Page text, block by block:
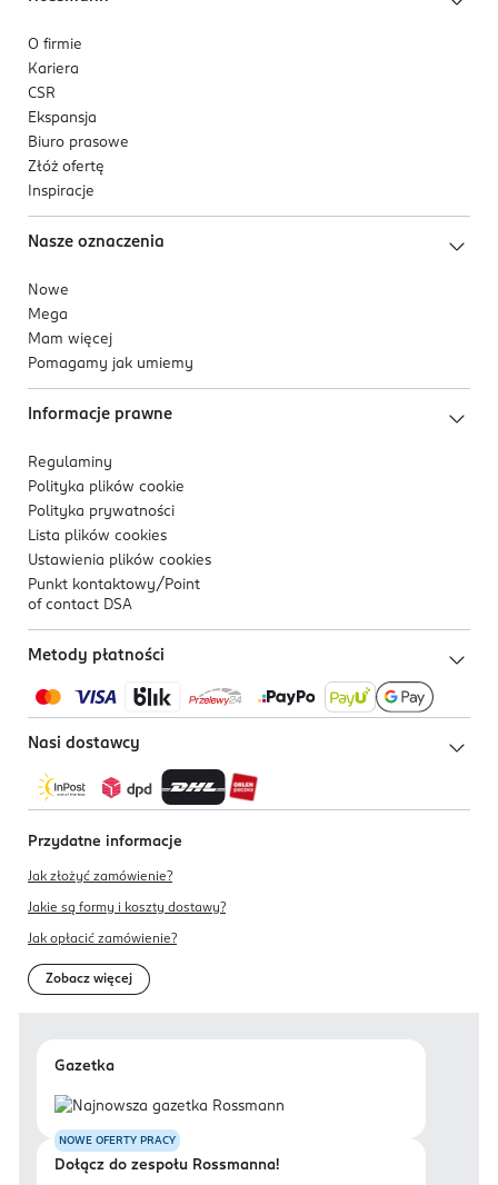
O firmie
Kariera
CSR
Ekspansja
Biuro prasowe
Złóż ofertę
Inspiracje
Nasze oznaczenia
Nowe
Mega
Mam więcej
Pomagamy jak umiemy
Informacje prawne
Regulaminy
Polityka plików cookie
Polityka prywatności
Lista plików cookies
Ustawienia plików cookies
Punkt kontaktowy/ Point
of contact DSA
Metody płatności
Nasi dostawcy
Przydatne informacje
Jak złożyć zamówienie?
Jakie są formy i koszty dostawy?
Jak opłacić zamówienie?
Zobacz więcej
Gazetka
NOWE OFERTY PRACY
Dołącz do zespołu Rossmanna!